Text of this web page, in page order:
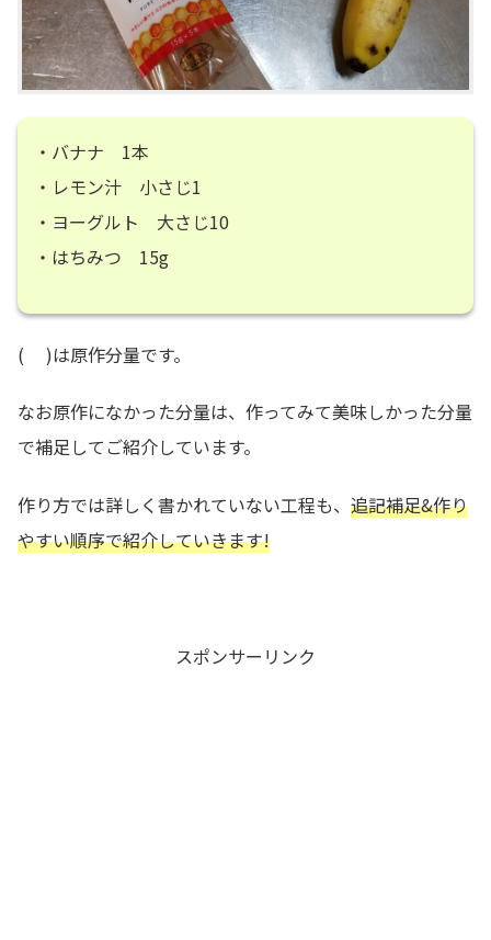
・バナナ 1本
・レモン汁 小さじ1
・ヨーグルト 大さじ10
・はちみつ 15g
( )は原作分量です。
なお原作になかった分量は、作ってみて美味しかった分量
で補足してご紹介しています。
作り方では詳しく書かれていない工程も、 追記補足&作り
やすい順序で紹介していきます!
スポンサーリンク